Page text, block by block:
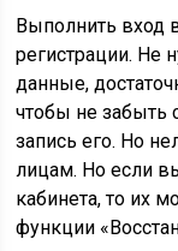
Выполнить вход
регистрации. Не
данные,
чтобы не забыть
запись его. Но
лицам. Но если
кабинета, то их
функции